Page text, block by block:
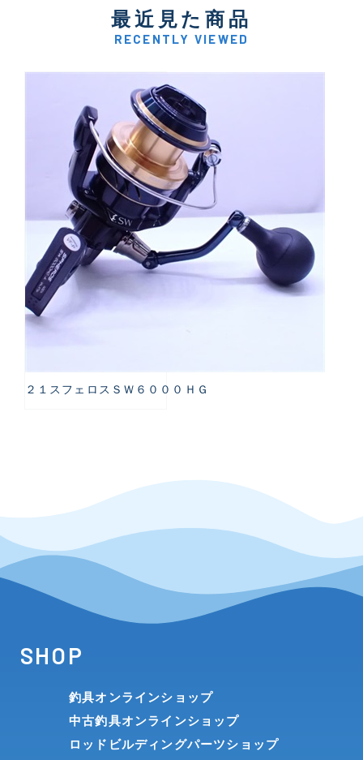
最近見た商品
RECENTLY VIEWED
２１スフェロスＳＷ６０００ＨＧ
SHOP
釣具オンラインショップ
中古釣具オンラインショップ
ロッドビルディングパーツショップ